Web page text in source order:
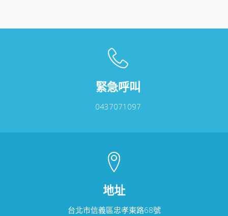
緊急呼叫
0437071097
地址
台北市信義區忠孝東路68號